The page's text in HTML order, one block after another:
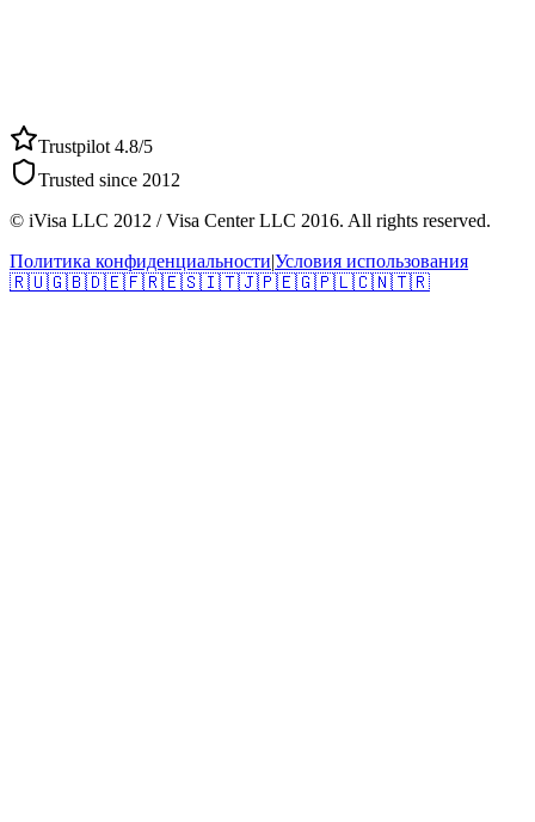
Trustpilot 4.8/5
Trusted since 2012
© iVisa LLC 2012 / Visa Center LLC 2016. All rights reserved.
Политика конфиденциальности|Условия использования
🇷🇺🇬🇧🇩🇪🇫🇷🇪🇸🇮🇹🇯🇵🇪🇬🇵🇱🇨🇳🇹🇷